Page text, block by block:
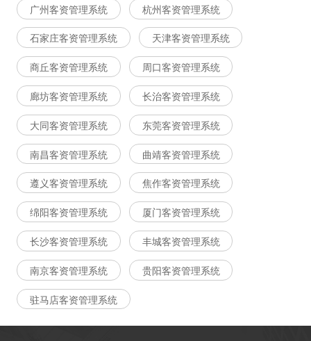
广州客资管理系统 杭州客资管理系统
石家庄客资管理系统 天津客资管理系统
商丘客资管理系统 周口客资管理系统
廊坊客资管理系统 长治客资管理系统
大同客资管理系统 东莞客资管理系统
南昌客资管理系统 曲靖客资管理系统
遵义客资管理系统 焦作客资管理系统
绵阳客资管理系统 厦门客资管理系统
长沙客资管理系统 丰城客资管理系统
南京客资管理系统 贵阳客资管理系统
驻马店客资管理系统